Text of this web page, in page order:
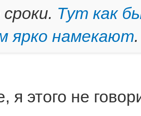
Тут как
ярко намекают.
я этого не